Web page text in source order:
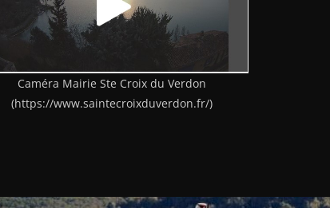
Caméra Mairie Ste Croix du Verdon
(https://www.saintecroixduverdon.fr/)